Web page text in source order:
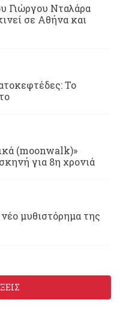
Γιώργου Νταλάρα
σε Αθήνα και
Το
(moonwalk)»
για 8η χρονιά
νέο μυθιστόρημα της